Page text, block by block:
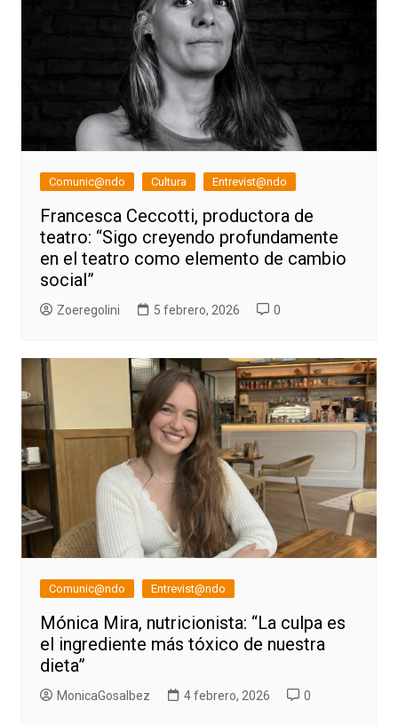
Comunic@ndo Cultura Entrevist@ndo
Francesca Ceccotti, productora de
teatro: “Sigo creyendo profundamente
en el teatro como elemento de cambio
social”
Zoeregolini 5 febrero, 2026 0
Comunic@ndo Entrevist@ndo
Mónica Mira, nutricionista: “La culpa es
el ingrediente más tóxico de nuestra
dieta”
MonicaGosalbez 4 febrero, 2026 0